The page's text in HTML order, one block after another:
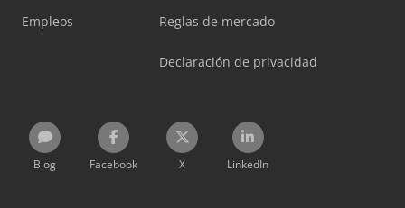
Empleos Reglas de mercado
Declaración de privacidad
Blog Facebook X LinkedIn